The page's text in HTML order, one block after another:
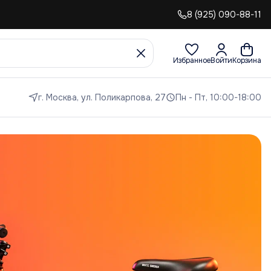
8 (925) 090-88-11
ИзбранноеВойтиКорзина
г. Москва, ул. Поликарпова, 27 Пн - Пт, 10:00-18:00